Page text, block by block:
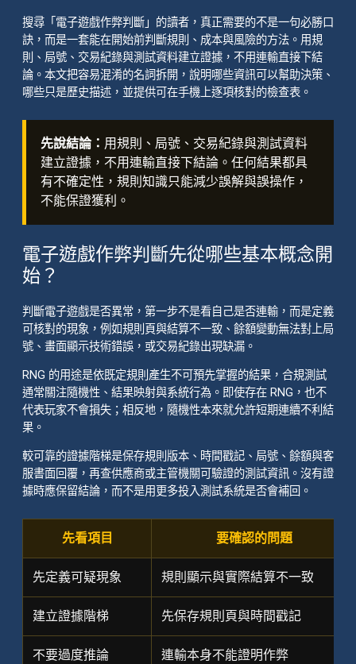
搜尋「電子遊戲作弊判斷」的讀者，真正需要的不是一句必勝口
訣，而是一套能在開始前判斷規則、成本與風險的方法。用規
則、局號、交易紀錄與測試資料建立證據，不用連輸直接下結
論。本文把容易混淆的名詞拆開，說明哪些資訊可以幫助決策、
哪些只是歷史描述，並提供可在手機上逐項核對的檢查表。
先說結論： 用規則、局號、交易紀錄與測試資料
建立證據，不用連輸直接下結論。任何結果都具
有不確定性，規則知識只能減少誤解與誤操作，
不能保證獲利。
電子遊戲作弊判斷先從哪些基本概念開
始？
判斷電子遊戲是否異常，第一步不是看自己是否連輸，而是定義
可核對的現象，例如規則頁與結算不一致、餘額變動無法對上局
號、畫面顯示技術錯誤，或交易紀錄出現缺漏。
RNG 的用途是依既定規則產生不可預先掌握的結果，合規測試
通常關注隨機性、結果映射與系統行為。即使存在 RNG，也不
代表玩家不會損失；相反地，隨機性本來就允許短期連續不利結
果。
較可靠的證據階梯是保存規則版本、時間戳記、局號、餘額與客
服書面回覆，再查供應商或主管機關可驗證的測試資訊。沒有證
據時應保留結論，而不是用更多投入測試系統是否會補回。
先看項目 要確認的問題
先定義可疑現象 規則顯示與實際結算不一致
建立證據階梯 先保存規則頁與時間戳記
不要過度推論 連輸本身不能證明作弊